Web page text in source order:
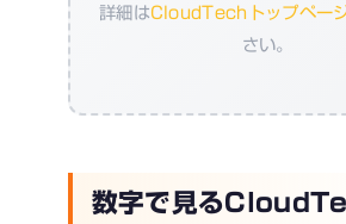
詳細はCloudTechトップペー
さい。
数字で見る